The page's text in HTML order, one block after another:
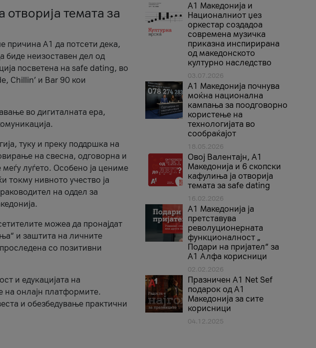
темата за
причина А1 да потсети дека,
биде неизоставен дел од
посветена на safe dating, во
Chillin’ и Bar 90 кои
во дигиталната ера,
туку и преку поддршка на
на свесна, одговорна и
луѓето. Особено ја цениме
токму нивното учество ја
на оддел за
можеа да пронајдат
и заштита на личните
со позитивни
и едукацијата на
на онлајн платформите.
и обезбедување практични
А1 Македонија и
Националниот џез
оркестар создадоа
современа музичка
приказна инспирирана
од македонското
културно наследство
03.07.2026
A1 Македонија почнува
моќна национална
кампања за поодговорно
користење на
технологијата во
сообраќајот
18.05.2026
Овој Валентајн, A1
Македонија и 6 скопски
кафулиња ја отворија
темата за safe dating
16.02.2026
А1 Македонија ја
претставува
револуционерната
функционалност „
Подари на пријател“ за
А1 Алфа корисници
02.02.2026
Празничен A1 Net Sеf
подарок од А1
Македонија за сите
корисници
04.12.2025